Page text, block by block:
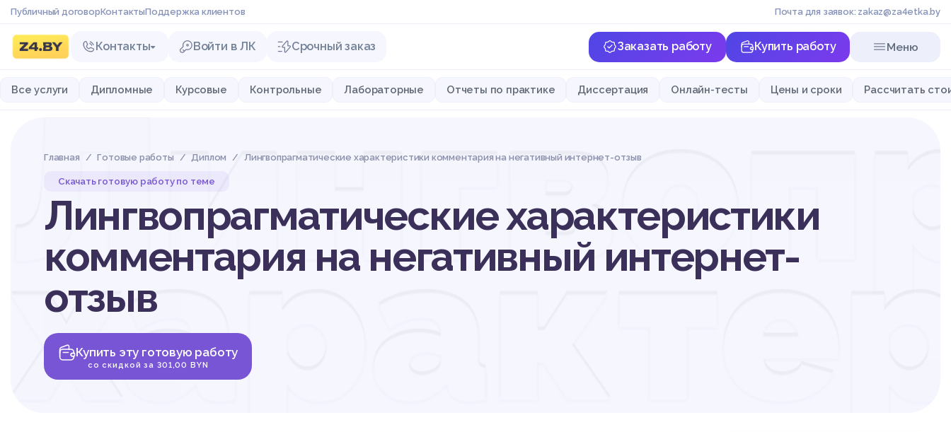
Публичный договорКонтактыПоддержка клиентов Почта для заявок: zakaz@za4etka.by
Контакты Войти в ЛК Срочный заказ Заказать работу Купить работу Меню
Все услуги Дипломные Курсовые Контрольные Лабораторные Отчеты по практике Диссертация Онлайн-тесты Цены и сроки Рассчитать
Главная Готовые работы Диплом Лингвопрагматические характеристики комментария на негативный интернет-отзыв
Скачать готовую работу по теме
Лингвопрагматические характеристики
комментария на негативный интернет-
отзыв
Купить эту готовую работу
со скидкой за 301,00 BYN